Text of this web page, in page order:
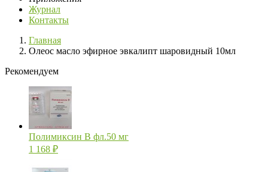
Журнал
Контакты
Главная
Олеос масло эфирное эвкалипт шаровидный 10мл
Рекомендуем
Полимиксин В фл.50 мг
1 168 ₽